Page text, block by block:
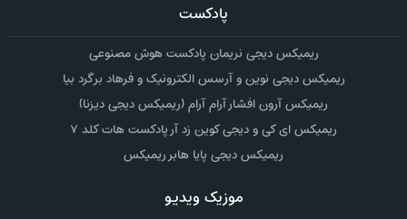
پادکست
ریمیکس دیجی نریمان پادکست هوش مصنوعی
ریمیکس دیجی نوین و آرسس الکترونیک و فرهاد برگرد بیا
ریمیکس آرون افشار آرام آرام (ریمیکس دیجی دیزنا)
ریمیکس ای کی و دیجی کوین زد آر پادکست هات کلد ۷
ریمیکس دیجی پایا هابر ریمیکس
موزیک ویدیو